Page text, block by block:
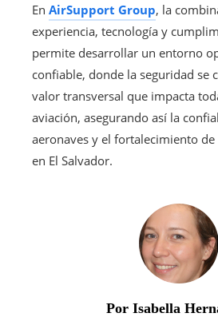
En AirSupport Group, la
experiencia, tecnología y
permite desarrollar un entorno
confiable, donde la seguridad se
valor transversal que impacta
aviación, asegurando así la
aeronaves y el fortalecimiento
en El Salvador.
Por Isabella